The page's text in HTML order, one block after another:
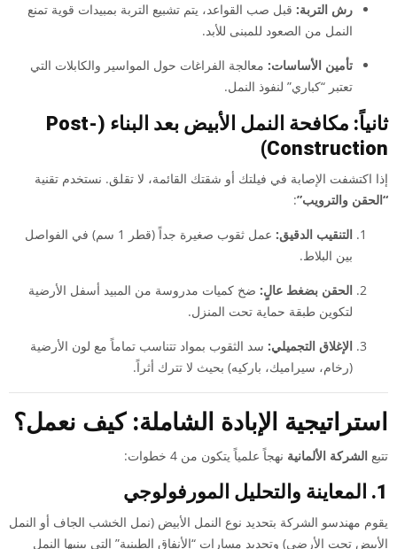
رش التربة: قبل صب القواعد، يتم تشبيع التربة بمبيدات قوية تمنع
النمل من الصعود للمبنى للأبد.
تأمين الأساسات: معالجة الفراغات حول المواسير والكابلات التي
تعتبر “كباري” لنفوذ النمل.
ثانياً: مكافحة النمل الأبيض بعد البناء (Post-
Construction)
إذا اكتشفت الإصابة في فيلتك أو شقتك القائمة، لا تقلق. نستخدم تقنية
“الحقن والترويب”:
التنقيب الدقيق:
عمل ثقوب صغيرة جداً (قطر 1 سم) في الفواصل
بين البلاط.
الحقن بضغط عالٍ: ضخ كميات مدروسة من المبيد أسفل الأرضية
لتكوين طبقة حماية تحت المنزل.
الإغلاق التجميلي: سد الثقوب بمواد تتناسب تماماً مع لون الأرضية
(رخام، سيراميك، باركيه) بحيث لا تترك أثراً.
استراتيجية الإبادة الشاملة: كيف نعمل؟
تتبع الشركة الألمانية نهجاً علمياً يتكون من 4 خطوات:
1. المعاينة والتحليل المورفولوجي
يقوم مهندسو الشركة بتحديد نوع النمل الأبيض (نمل الخشب الجاف أو النمل
الأبيض تحت الأرضي) وتحديد مسارات “الأنفاق الطينية” التي يبنيها النمل